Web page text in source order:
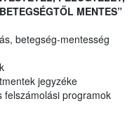
MENTES”
betegség-mentesség
jegyzéke
felszámolási programok